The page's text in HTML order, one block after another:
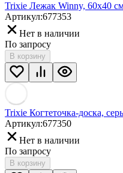
Trixie Лежак Winny, 60х40
Артикул:677353
Нет в наличии
По запросу
В корзину
Trixie Когтеточка-доска,
Артикул:677350
Нет в наличии
По запросу
В корзину